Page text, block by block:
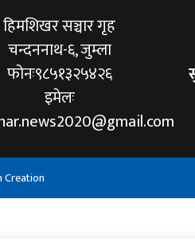
हिमशिखर सञ्चार गृह
चन्दननाथ-६, जुम्ला
फोनः९८५१३२५४२६
इमेलः
Creation